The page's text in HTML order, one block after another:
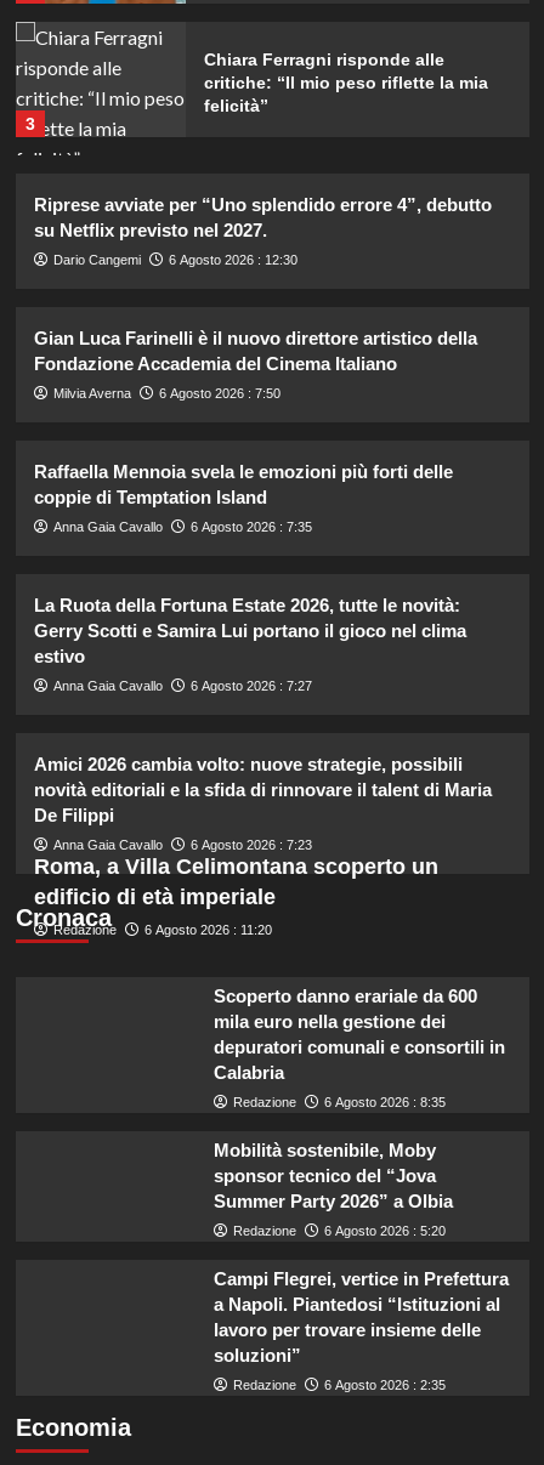
3
Chiara Ferragni risponde alle
critiche: “Il mio peso riflette la mia
felicità”
4
una mancanza rivela le sue priorità
con il terzo bambino.
5
nona puntata, tutte le emozioni e i
colpi di scena!
1
Katia Fanelli sostiene Sabrina
Soussi: “È vittima di un ingiusto
attacco mediatico”.
2
Matteo Santoro conquista oro e
bronzo agli Europei Nuoto 2026:
doppia impresa storica
felicità”
4
Annuncio della nascita di Eugenie:
una mancanza rivela le sue priorità
con il terzo bambino.
Temptation Island: Diretta della
nona puntata, tutte le emozioni e i
colpi di scena!
Riprese avviate per “Uno splendido errore 4”, debutto
su Netflix previsto nel 2027.
Dario Cangemi 6 Agosto 2026 : 12:30
Gian Luca Farinelli è il nuovo direttore artistico della
Fondazione Accademia del Cinema Italiano
Milvia Averna 6 Agosto 2026 : 7:50
Raffaella Mennoia svela le emozioni più forti delle
coppie di Temptation Island
Anna Gaia Cavallo 6 Agosto 2026 : 7:35
La Ruota della Fortuna Estate 2026, tutte le novità:
Gerry Scotti e Samira Lui portano il gioco nel clima
estivo
Anna Gaia Cavallo 6 Agosto 2026 : 7:27
Amici 2026 cambia volto: nuove strategie, possibili
novità editoriali e la sfida di rinnovare il talent di Maria
De Filippi
Anna Gaia Cavallo 6 Agosto 2026 : 7:23
Cronaca
Roma, a Villa Celimontana scoperto un
edificio di età imperiale
Redazione 6 Agosto 2026 : 11:20
Scoperto danno erariale da 600
mila euro nella gestione dei
depuratori comunali e consortili in
Calabria
Redazione 6 Agosto 2026 : 8:35
Mobilità sostenibile, Moby
sponsor tecnico del “Jova
Summer Party 2026” a Olbia
Redazione 6 Agosto 2026 : 5:20
Campi Flegrei, vertice in Prefettura
a Napoli. Piantedosi “Istituzioni al
lavoro per trovare insieme delle
soluzioni”
Redazione 6 Agosto 2026 : 2:35
Economia